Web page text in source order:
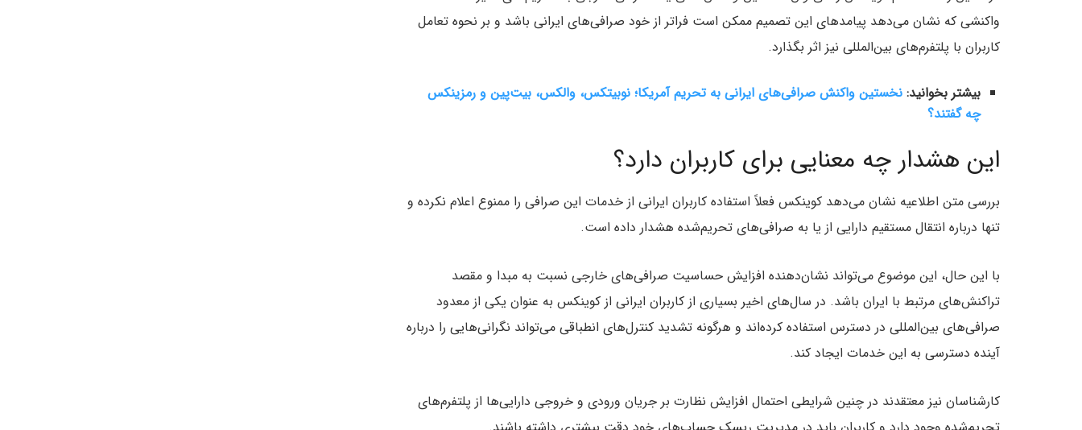
واکنشی که نشان می‌دهد پیامدهای این تصمیم ممکن است فراتر از خود صرافی‌های ایرانی باشد و بر نحوه تعامل
کاربران با پلتفرم‌های بین‌المللی نیز اثر بگذارد.
بیشتر بخوانید: نخستین واکنش صرافی‌های ایرانی به تحریم آمریکا؛ نوبیتکس، والکس، بیت‌پین و رمزینکس
چه گفتند؟
این هشدار چه معنایی برای کاربران دارد؟
بررسی متن اطلاعیه نشان می‌دهد کوینکس فعلاً استفاده کاربران ایرانی از خدمات این صرافی را ممنوع اعلام نکرده و
تنها درباره انتقال مستقیم دارایی از یا به صرافی‌های تحریم‌شده هشدار داده است.
با این حال، این موضوع می‌تواند نشان‌دهنده افزایش حساسیت صرافی‌های خارجی نسبت به مبدا و مقصد
تراکنش‌های مرتبط با ایران باشد. در سال‌های اخیر بسیاری از کاربران ایرانی از کوینکس به عنوان یکی از معدود
صرافی‌های بین‌المللی در دسترس استفاده کرده‌اند و هرگونه تشدید کنترل‌های انطباقی می‌تواند نگرانی‌هایی را درباره
آینده دسترسی به این خدمات ایجاد کند.
کارشناسان نیز معتقدند در چنین شرایطی احتمال افزایش نظارت بر جریان ورودی و خروجی دارایی‌ها از پلتفرم‌های